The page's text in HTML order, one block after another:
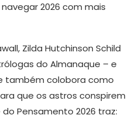
2026 com mais
Zilda Hutchinson Schild
do Almanaque – e
também colobora como
que os astros conspirem
Pensamento 2026 traz: